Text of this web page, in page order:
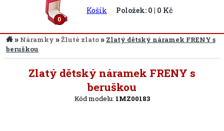
0
Košík Položek: 0 | 0 Kč
» Náramky »Žluté zlato» Zlatý dětský náramek FRENY s
beruškou
Zlatý dětský náramek FRENY s
beruškou
Kód modelu: 1MZ00183